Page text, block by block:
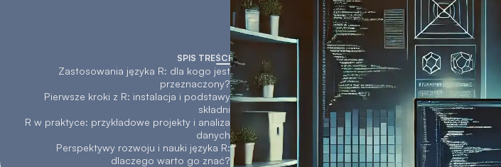
SPIS TREŚCI
Zastosowania języka R: dla kogo jest
przeznaczony?
Pierwsze kroki z R: instalacja i podstawy
składni
R w praktyce: przykładowe projekty i analiza
danych
Perspektywy rozwoju i nauki języka R:
dlaczego warto go znać?